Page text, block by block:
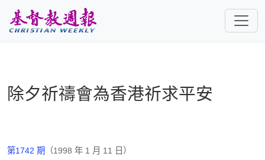
除夕祈禱會為香港祈求平安
第1742 期 （1998 年 1 月 11 日）